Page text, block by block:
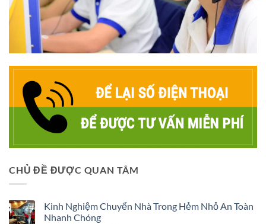
CHỦ ĐỀ ĐƯỢC QUAN TÂM
Kinh Nghiệm Chuyển Nhà Trong Hẻm Nhỏ An Toàn
Nhanh Chóng